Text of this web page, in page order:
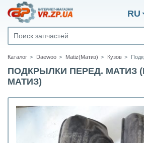
RU
Каталог Daewoo Matiz(Матиз) Кузов
ПОДКРЫЛКИ ПЕРЕД. МАТИЗ
МАТИЗ)